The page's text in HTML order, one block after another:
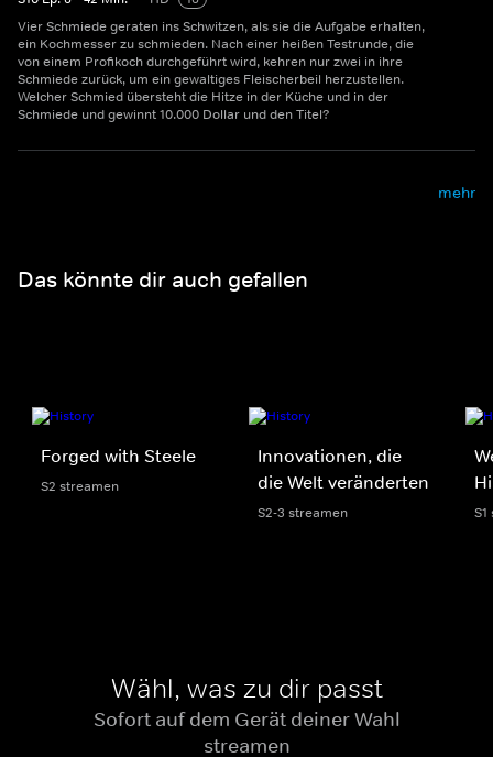
Vier Schmiede geraten ins Schwitzen, als sie die Aufgabe erhalten,
ein Kochmesser zu schmieden. Nach einer heißen Testrunde, die
von einem Profikoch durchgeführt wird, kehren nur zwei in ihre
Schmiede zurück, um ein gewaltiges Fleischerbeil herzustellen.
Welcher Schmied übersteht die Hitze in der Küche und in der
Schmiede und gewinnt 10.000 Dollar und den Titel?
mehr
Das könnte dir auch gefallen
Forged with Steele
S2 streamen
Innovationen, die
die Welt veränderten
S2-3 streamen
Wähl, was zu dir passt
Sofort auf dem Gerät deiner Wahl
streamen